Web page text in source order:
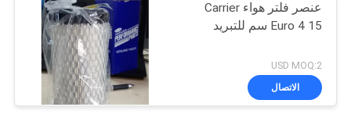
وحدات التبريد نصف
مقطورة
13
عنصر فلتر هواء Carrier
Euro 4 15 سم للتبريد
USD MOQ:2
الاتصال